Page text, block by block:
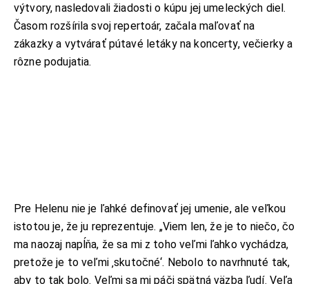
výtvory, nasledovali žiadosti o kúpu jej umeleckých diel.
Časom rozšírila svoj repertoár, začala maľovať na
zákazky a vytvárať pútavé letáky na koncerty, večierky a
rôzne podujatia.
Pre Helenu nie je ľahké definovať jej umenie, ale veľkou
istotou je, že ju reprezentuje. „Viem len, že je to niečo, čo
ma naozaj napĺňa, že sa mi z toho veľmi ľahko vychádza,
pretože je to veľmi ‚skutočné‘. Nebolo to navrhnuté tak,
aby to tak bolo. Veľmi sa mi páči spätná väzba ľudí. Veľa